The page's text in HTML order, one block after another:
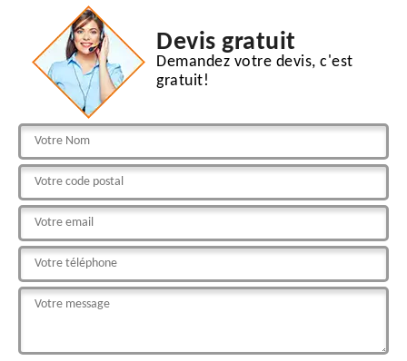
Devis gratuit
Demandez votre devis, c'est
gratuit!